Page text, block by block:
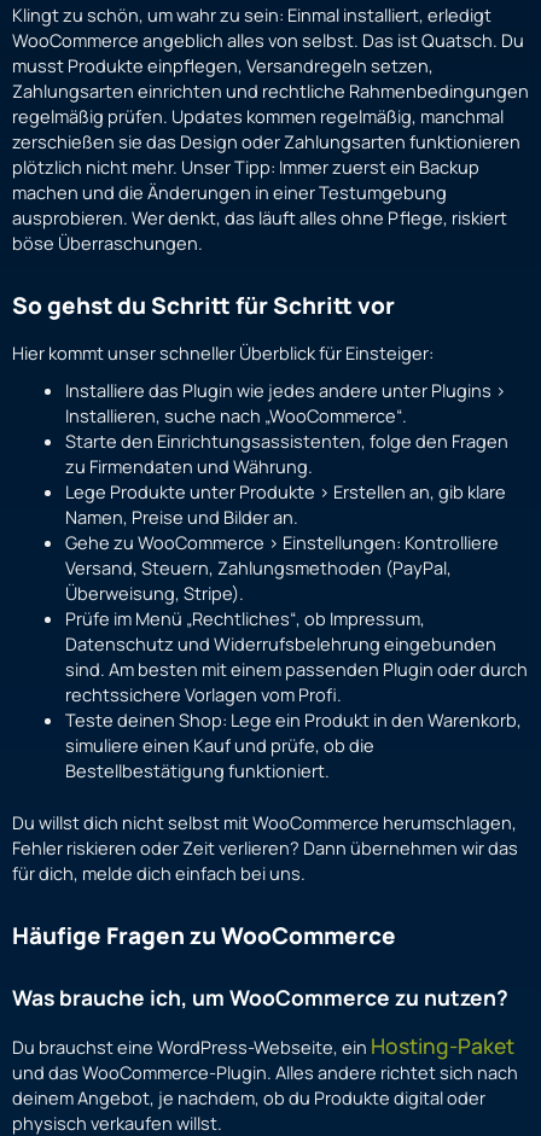
Klingt zu schön, um wahr zu sein: Einmal installiert, erledigt
WooCommerce angeblich alles von selbst. Das ist Quatsch. Du
musst Produkte einpflegen, Versandregeln setzen,
Zahlungsarten einrichten und rechtliche Rahmenbedingungen
regelmäßig prüfen. Updates kommen regelmäßig, manchmal
zerschießen sie das Design oder Zahlungsarten funktionieren
plötzlich nicht mehr. Unser Tipp: Immer zuerst ein Backup
machen und die Änderungen in einer Testumgebung
ausprobieren. Wer denkt, das läuft alles ohne Pflege, riskiert
böse Überraschungen.
So gehst du Schritt für Schritt vor
Hier kommt unser schneller Überblick für Einsteiger:
Installiere das Plugin wie jedes andere unter Plugins >
Installieren, suche nach „WooCommerce“.
Starte den Einrichtungsassistenten, folge den Fragen
zu Firmendaten und Währung.
Lege Produkte unter Produkte > Erstellen an, gib klare
Namen, Preise und Bilder an.
Gehe zu WooCommerce > Einstellungen: Kontrolliere
Versand, Steuern, Zahlungsmethoden (PayPal,
Überweisung, Stripe).
Prüfe im Menü „Rechtliches“, ob Impressum,
Datenschutz und Widerrufsbelehrung eingebunden
sind. Am besten mit einem passenden Plugin oder durch
rechtssichere Vorlagen vom Profi.
Teste deinen Shop: Lege ein Produkt in den Warenkorb,
simuliere einen Kauf und prüfe, ob die
Bestellbestätigung funktioniert.
Du willst dich nicht selbst mit WooCommerce herumschlagen,
Fehler riskieren oder Zeit verlieren? Dann übernehmen wir das
für dich, melde dich einfach bei uns.
Häufige Fragen zu WooCommerce
Was brauche ich, um WooCommerce zu nutzen?
Du brauchst eine WordPress-Webseite, ein Hosting-Paket
und das WooCommerce-Plugin. Alles andere richtet sich nach
deinem Angebot, je nachdem, ob du Produkte digital oder
physisch verkaufen willst.